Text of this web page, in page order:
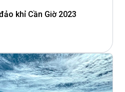
khỉ Cần Giờ 2023